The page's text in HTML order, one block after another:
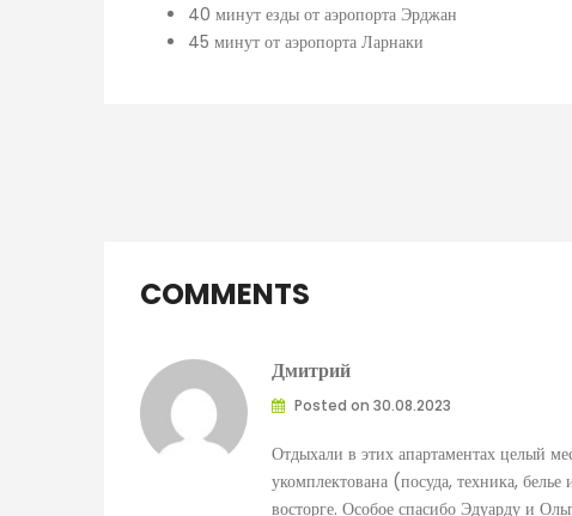
40 минут езды от аэропорта Эрджан
45 минут от аэропорта Ларнаки
COMMENTS
Дмитрий
Posted on 30.08.2023
Отдыхали в этих апартаментах целый
укомплектована (посуда, техника,
восторге. Особое спасибо Эдуарду и